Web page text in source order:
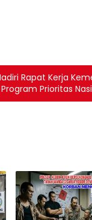
Rapat Kerja
Prioritas